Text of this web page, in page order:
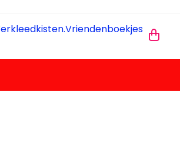
Vriendenboekjes